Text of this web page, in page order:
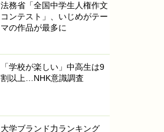
法務省「全国中学生人権作文
コンテスト」、いじめがテー
マの作品が最多に
「学校が楽しい」中高生は9
割以上…NHK意識調査
大学ブランド力ランキング